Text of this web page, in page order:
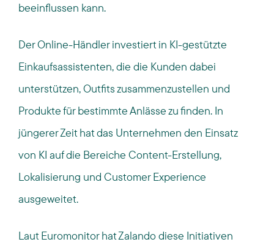
beeinflussen kann.
Der Online-Händler investiert in KI-gestützte
Einkaufsassistenten, die die Kunden dabei
unterstützen, Outfits zusammenzustellen und
Produkte für bestimmte Anlässe zu finden. In
jüngerer Zeit hat das Unternehmen den Einsatz
von KI auf die Bereiche Content-Erstellung,
Lokalisierung und Customer Experience
ausgeweitet.
Laut Euromonitor hat Zalando diese Initiativen